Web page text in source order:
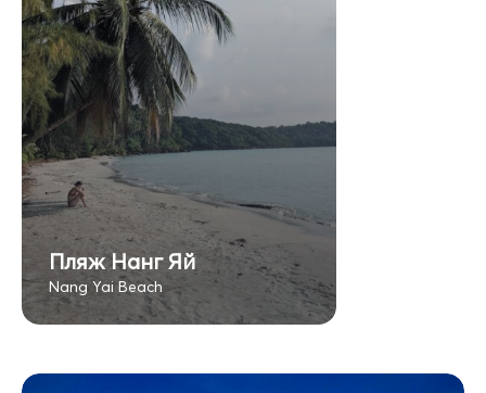
Пляж Нанг Яй
Nang Yai Beach